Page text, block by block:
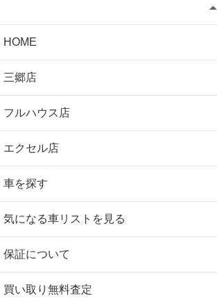
HOME
三郷店
フルハウス店
エクセル店
車を探す
気になる車リストを見る
保証について
買い取り無料査定